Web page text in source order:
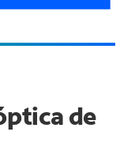
de